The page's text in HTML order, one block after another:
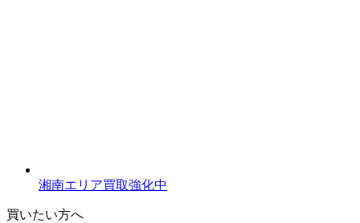
湘南エリア買取強化中
買いたい方へ